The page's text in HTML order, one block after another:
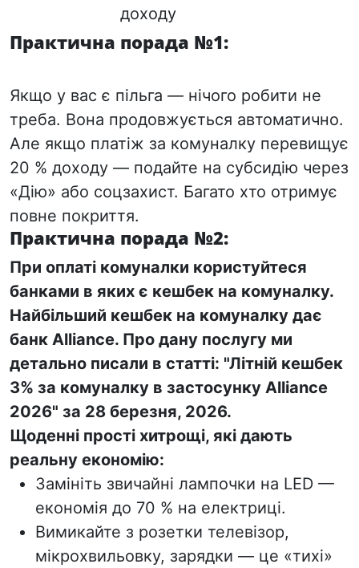
доходу
Практична порада №1:
Якщо у вас є пільга — нічого робити не
треба. Вона продовжується автоматично.
Але якщо платіж за комуналку перевищує
20 % доходу — подайте на субсидію через
«Дію» або соцзахист. Багато хто отримує
повне покриття.
Практична порада №2:
При оплаті комуналки користуйтеся
банками в яких є кешбек на комуналку.
Найбільший кешбек на комуналку дає
банк Alliance. Про дану послугу ми
детально писали в статті: "Літній кешбек
3% за комуналку в застосунку Alliance
2026" за 28 березня, 2026.
Щоденні прості хитрощі, які дають
реальну економію:
Замініть звичайні лампочки на LED —
економія до 70 % на електриці.
Вимикайте з розетки телевізор,
мікрохвильовку, зарядки — це «тихі»